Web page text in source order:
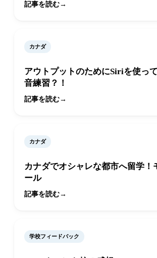
記事を読む
カナダ
アウトプットのためにSiriを使っ
音練習？！
記事を読む
カナダ
カナダでオシャレな都市へ留学！
ール
記事を読む
学校フィードバック